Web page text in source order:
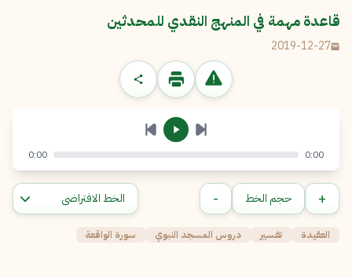
قاعدة مهمة في المنهج النقدي للمحدثين
2019-12-27
الرسالة
إرسال إلغاء
0:00
0:00
+ حجم الخط -
العقيدة تفسير دروس المسجد النبوي سورة الواقعة